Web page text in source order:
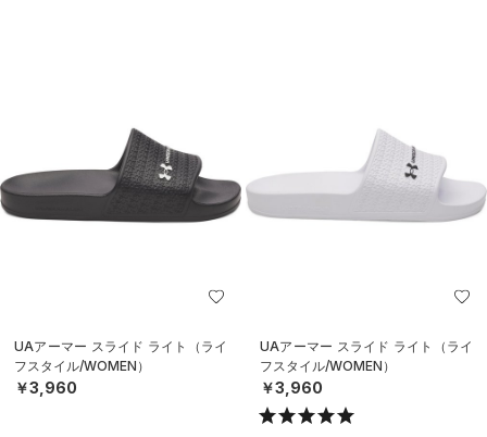
UAアーマー スライド ライト（ライ
フスタイル/WOMEN）
￥3,960
UAアーマー スライド ライト（ライ
フスタイル/WOMEN）
￥3,960